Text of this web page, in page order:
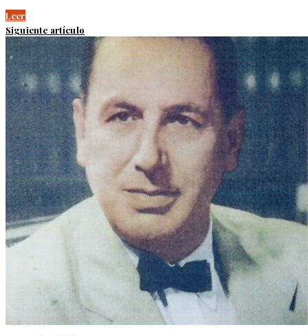
Leer
Siguiente artículo